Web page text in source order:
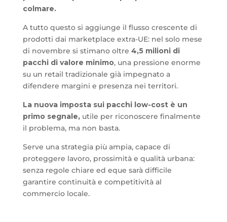
colmare.
A tutto questo si aggiunge il flusso crescente di
prodotti dai marketplace extra-UE: nel solo mese
di novembre si stimano oltre 4,5 milioni di
pacchi di valore minimo, una pressione enorme
su un retail tradizionale già impegnato a
difendere margini e presenza nei territori.
La nuova imposta sui pacchi low-cost è un
primo segnale, utile per riconoscere finalmente
il problema, ma non basta.
Serve una strategia più ampia, capace di
proteggere lavoro, prossimità e qualità urbana:
senza regole chiare ed eque sarà difficile
garantire continuità e competitività al
commercio locale.